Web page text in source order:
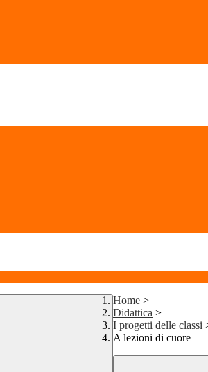
Home >
Didattica >
I progetti delle classi
A lezioni di cuore